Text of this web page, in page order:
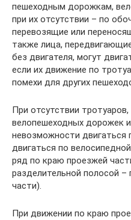
пешеходным дорожкам,
при их отсутствии – по
перевозящие или
также лица,
без двигателя, могут
если их движение по
помехи для других
При отсутствии
велопешеходных дорожек
невозможности двигаться
двигаться по
ряд по краю проезжей
разделительной полосой
части).
При движении по краю